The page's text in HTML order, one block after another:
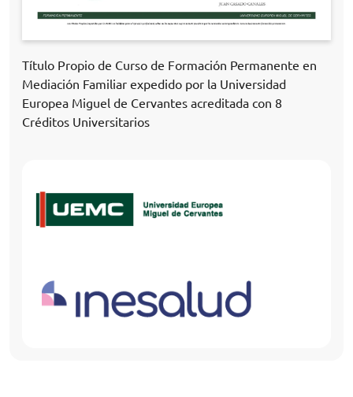
Título Propio de Curso de Formación Permanente en
Mediación Familiar expedido por la Universidad
Europea Miguel de Cervantes acreditada con 8
Créditos Universitarios